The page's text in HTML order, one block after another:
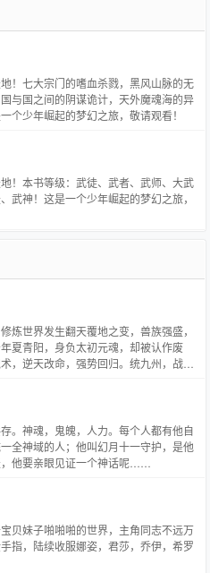
！七大宗门的嗜血杀戮，黑风山脉的无
与国之间的阴谋诡计，天外魔魂海的异
个少年崛起的梦幻之旅，敬请观看！
！本书等级：武徒、武者、武师、大武
武神！这是一个少年崛起的梦幻之旅，
炼世界发生翻天覆地之变，兽族强盛，
夏青阳，身负太初元魂，却被认作废
，逆天改命，强势回归。统九州，战四
放心阅读，绝不太监，喜欢看的话请记
，交流群43
。神魂，鬼魄，人力。每个人都有他自
全神域的人；他叫幻月十一守护，是他
他要亲眼见证一个神话呢……
贝妹子啪啪啪的世界，主角同志不远万
指，陆续收服娜姿，君莎，乔伊，希罗